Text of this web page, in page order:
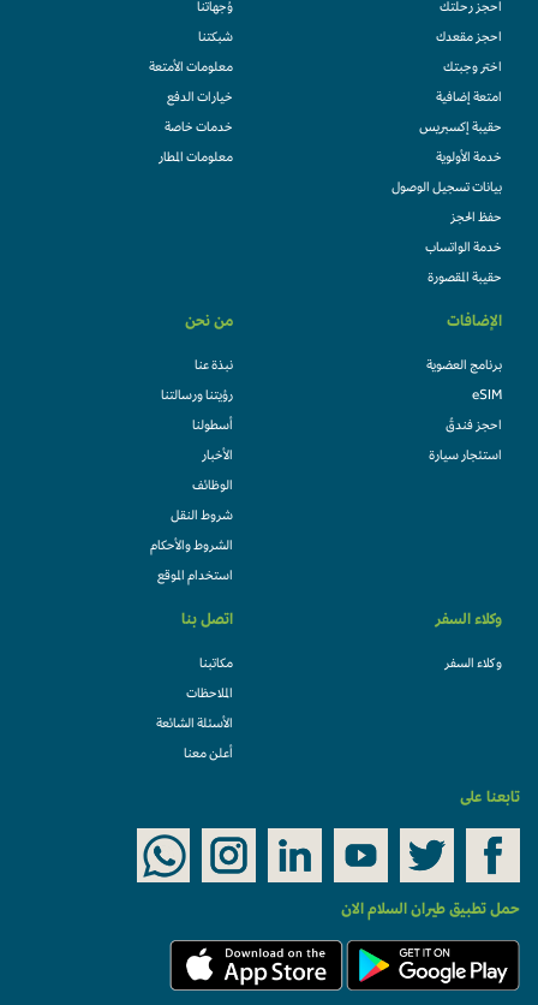
احجز رحلتك
احجز مقعدك
اختر وجبتك
امتعة إضافية
حقيبة إكسبريس
خدمة الأولوية
بيانات تسجيل الوصول
حفظ الحجز
خدمة الواتساب
حقيبة المقصورة
وُجهاتنا
شبكتنا
معلومات الأمتعة
خيارات الدفع
خدمات خاصة
معلومات المطار
الإضافات
برنامج العضوية
eSIM
احجز فندقً
استئجار سيارة
من نحن
نبذة عنا
رؤيتنا ورسالتنا
أسطولنا
الأخبار
الوظائف
شروط النقل
الشروط والأحكام
استخدام الموقع
وكلاء السفر
وكلاء السفر
اتصل بنا
مكاتبنا
الملاحظات
الأسئلة الشائعة
أعلن معنا
تابعنا على
حمل تطبيق طيران السلام الان